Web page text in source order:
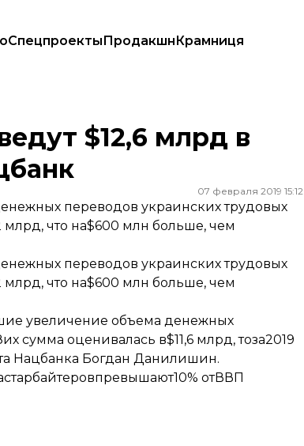
СпецпроектыПродакшнКрамниця
$12,6 млрд в
07 февраля 2019 15:12
переводов украинских трудовых
млрд, что на$600 млн больше, чем
переводов украинских трудовых
млрд, что на$600 млн больше, чем
увеличение объема денежных
сумма оценивалась в$11,6 млрд, тоза2019
Нацбанка Богдан Данилишин.
отВВП